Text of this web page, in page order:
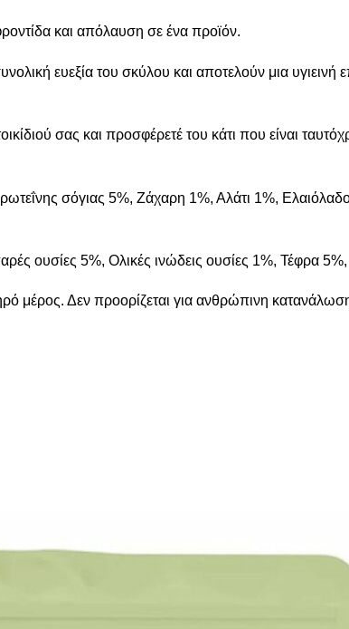
και απόλαυση σε ένα προϊόν.
ευεξία του σκύλου και αποτελούν μια υγιεινή
σας και προσφέρετέ του κάτι που είναι
σόγιας 5%, Ζάχαρη 1%, Αλάτι 1%,
ουσίες 5%, Ολικές ινώδεις ουσίες 1%, Τέφρα
μέρος. Δεν προορίζεται για ανθρώπινη